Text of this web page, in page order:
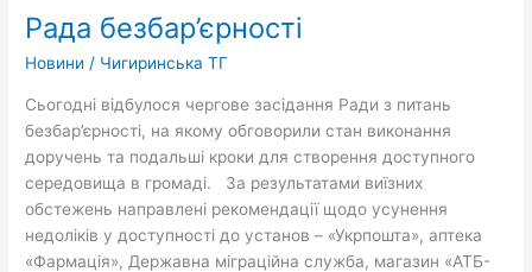
Рада безбар’єрності
Новини / Чигиринська ТГ
Сьогодні відбулося чергове засідання Ради з питань
безбар’єрності, на якому обговорили стан виконання
доручень та подальші кроки для створення доступного
середовища в громаді. За результатами виїзних
обстежень направлені рекомендації щодо усунення
недоліків у доступності до установ – «Укрпошта», аптека
«Фармація», Державна міграційна служба, магазин «АТБ-